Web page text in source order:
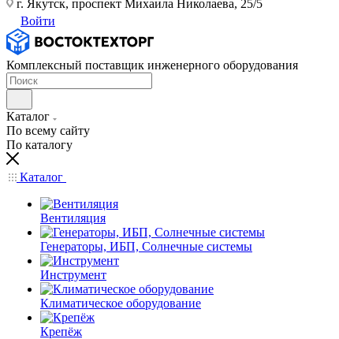
г. Якутск, проспект Михаила Николаева, 25/5
Войти
Комплексный поставщик инженерного оборудования
Каталог
По всему сайту
По каталогу
Каталог
Вентиляция
Генераторы, ИБП, Солнечные системы
Инструмент
Климатическое оборудование
Крепёж